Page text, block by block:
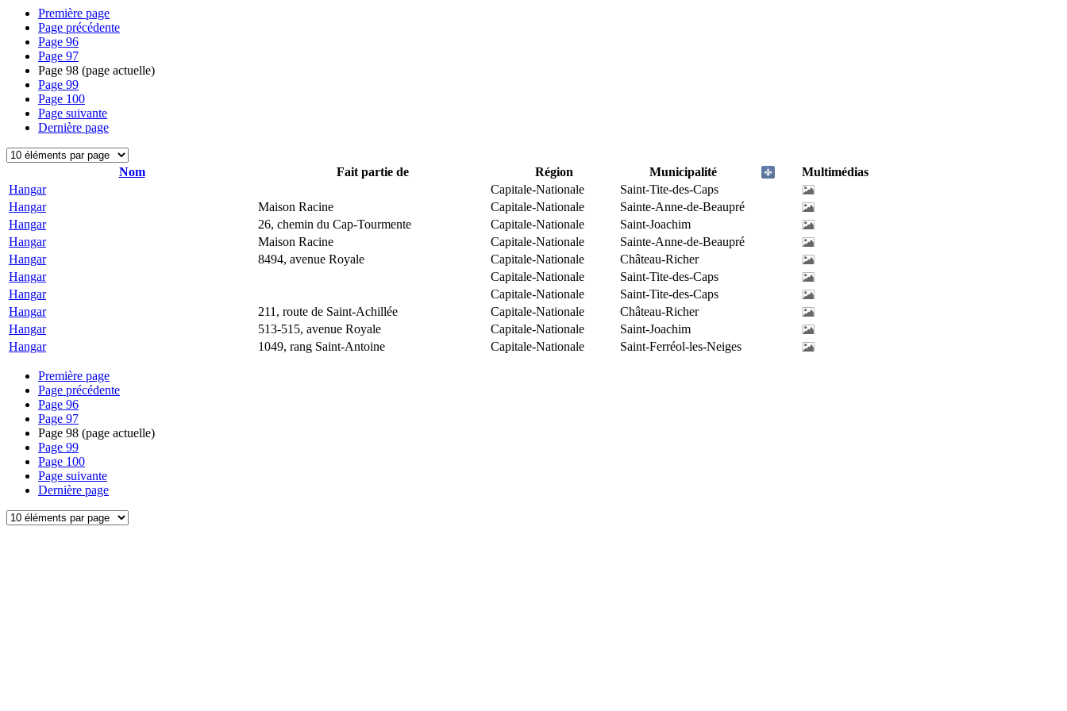
Première page
Page précédente
Page 96
Page 97
Page 98 (page actuelle)
Page 99
Page 100
Page suivante
Dernière page
Nom Fait partie de Région Municipalité
Multimédias
Hangar
Capitale-Nationale
Saint-Tite-des-Caps
Hangar
Maison Racine Capitale-Nationale
Sainte-Anne-de-Beaupré
Hangar
26, chemin du Cap-Tourmente Capitale-Nationale
Saint-Joachim
Hangar
Maison Racine Capitale-Nationale
Sainte-Anne-de-Beaupré
Hangar
8494, avenue Royale Capitale-Nationale
Château-Richer
Hangar
Capitale-Nationale
Saint-Tite-des-Caps
Hangar
Capitale-Nationale
Saint-Tite-des-Caps
Hangar
211, route de Saint-Achillée Capitale-Nationale
Château-Richer
Hangar
513-515, avenue Royale Capitale-Nationale
Saint-Joachim
Hangar
1049, rang Saint-Antoine Capitale-Nationale Saint-Ferréol-les-Neiges
Première page
Page précédente
Page 96
Page 97
Page 98 (page actuelle)
Page 99
Page 100
Page suivante
Dernière page